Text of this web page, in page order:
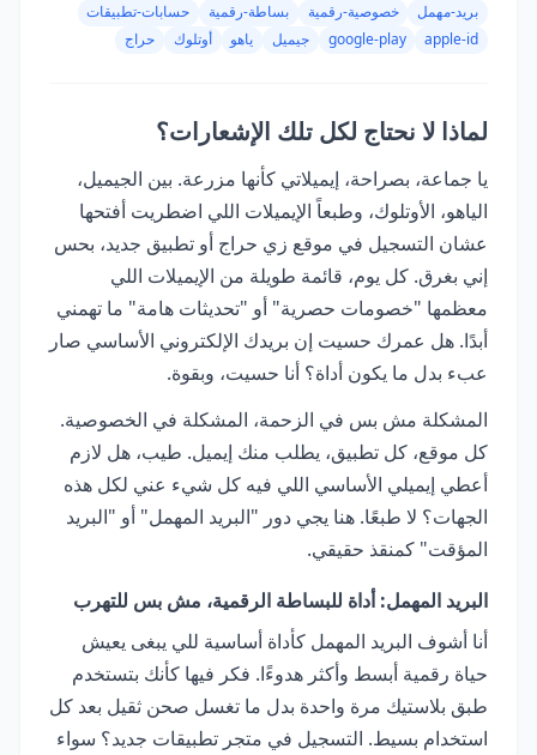
بريد-مهمل خصوصية-رقمية بساطة-رقمية
حسابات-تطبيقات
apple-id
google-play جيميل ياهو أوتلوك حراج
لماذا لا نحتاج لكل تلك الإشعارات؟
يا جماعة، بصراحة، إيميلاتي كأنها مزرعة. بين الجيميل،
الياهو، الأوتلوك، وطبعاً الإيميلات اللي اضطريت أفتحها
عشان التسجيل في موقع زي حراج أو تطبيق جديد، بحس
إني بغرق. كل يوم، قائمة طويلة من الإيميلات اللي
معظمها "خصومات حصرية" أو "تحديثات هامة" ما تهمني
أبدًا. هل عمرك حسيت إن بريدك الإلكتروني الأساسي صار
عبء بدل ما يكون أداة؟ أنا حسيت، وبقوة.
المشكلة مش بس في الزحمة، المشكلة في الخصوصية.
كل موقع، كل تطبيق، يطلب منك إيميل. طيب، هل لازم
أعطي إيميلي الأساسي اللي فيه كل شيء عني لكل هذه
الجهات؟ لا طبعًا. هنا يجي دور "البريد المهمل" أو "البريد
المؤقت" كمنقذ حقيقي.
البريد المهمل: أداة للبساطة الرقمية، مش بس للتهرب
أنا أشوف البريد المهمل كأداة أساسية للي يبغى يعيش
حياة رقمية أبسط وأكثر هدوءًا. فكر فيها كأنك بتستخدم
طبق بلاستيك مرة واحدة بدل ما تغسل صحن ثقيل بعد كل
استخدام بسيط. التسجيل في متجر تطبيقات جديد؟ سواء